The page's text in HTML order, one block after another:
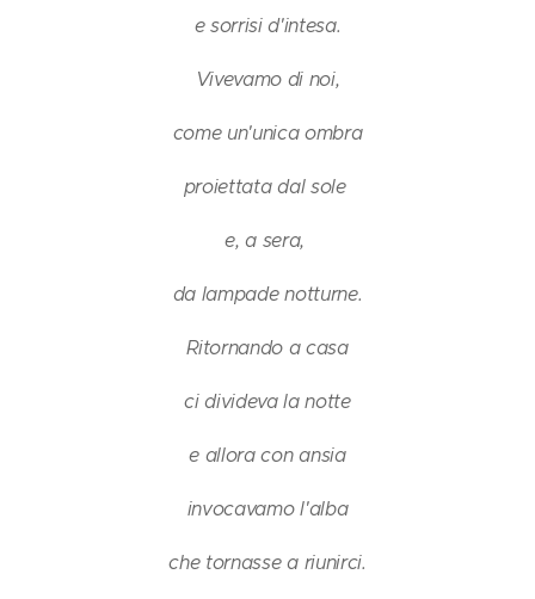
e sorrisi d'intesa.
Vivevamo di noi,
come un'unica ombra
proiettata dal sole
e, a sera,
da lampade notturne.
Ritornando a casa
ci divideva la notte
e allora con ansia
invocavamo l'alba
che tornasse a riunirci.